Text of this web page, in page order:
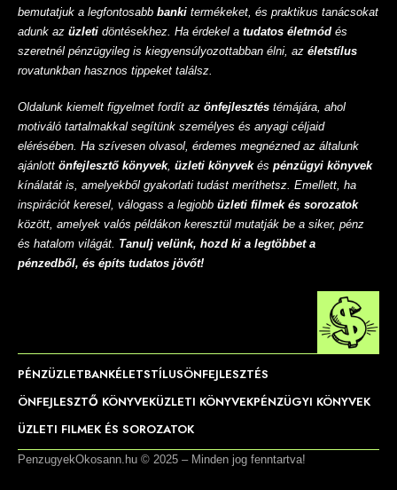
bemutatjuk a legfontosabb banki termékeket, és praktikus tanácsokat
adunk az üzleti döntésekhez. Ha érdekel a tudatos életmód és
szeretnél pénzügyileg is kiegyensúlyozottabban élni, az életstílus
rovatunkban hasznos tippeket találsz.
Oldalunk kiemelt figyelmet fordít az önfejlesztés témájára, ahol
motiváló tartalmakkal segítünk személyes és anyagi céljaid
elérésében. Ha szívesen olvasol, érdemes megnézned az általunk
ajánlott önfejlesztő könyvek, üzleti könyvekés pénzügyi könyvek
kínálatát is, amelyekből gyakorlati tudást meríthetsz. Emellett, ha
inspirációt keresel, válogass a legjobb üzleti filmek és sorozatok
között, amelyek valós példákon keresztül mutatják be a siker, pénz
és hatalom világát. Tanulj velünk, hozd ki a legtöbbet a
pénzedből, és építs tudatos jövőt!
PÉNZÜZLETBANKÉLETSTÍLUSÖNFEJLESZTÉS
ÖNFEJLESZTŐ KÖNYVEKÜZLETI KÖNYVEKPÉNZÜGYI KÖNYVEK
ÜZLETI FILMEK ÉS SOROZATOK
PenzugyekOkosann.hu © 2025 – Minden jog fenntartva!